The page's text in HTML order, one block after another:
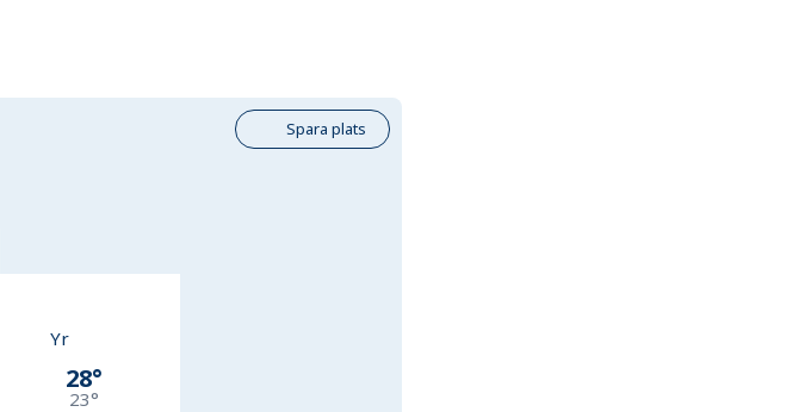
Spara plats
Yr
28°
23°